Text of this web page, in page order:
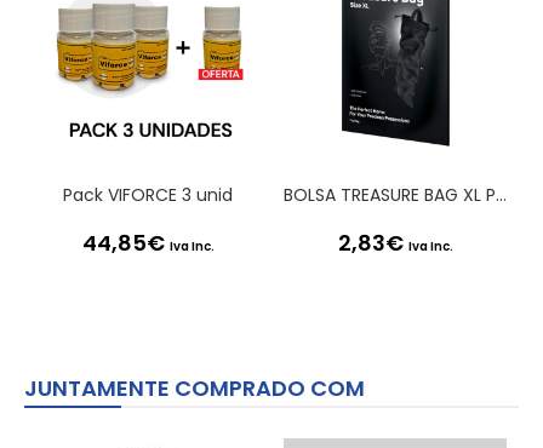
Pack VIFORCE 3 unid
44,85€ Iva Inc.
BOLSA TREASURE BAG XL PRETA SATISFYER
2,83€ Iva Inc.
JUNTAMENTE COMPRADO COM